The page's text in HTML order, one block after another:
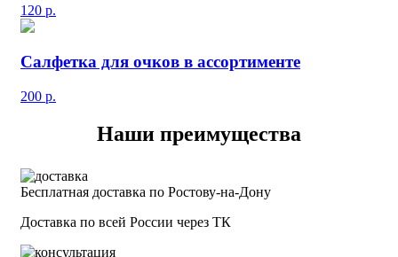
120 р.
Салфетка для очков в ассортименте
200 р.
Наши преимущества
Бесплатная доставка по Ростову-на-Дону
Доставка по всей России через ТК